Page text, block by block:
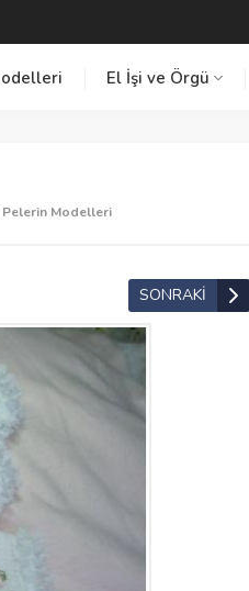
El İşi ve Örgü
Modelleri
SONRAKİ